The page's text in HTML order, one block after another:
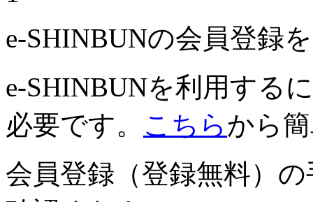
e-SHINBUNの会員登録
e-SHINBUNを利用する
必要です。 こちらから
会員登録（登録無料）